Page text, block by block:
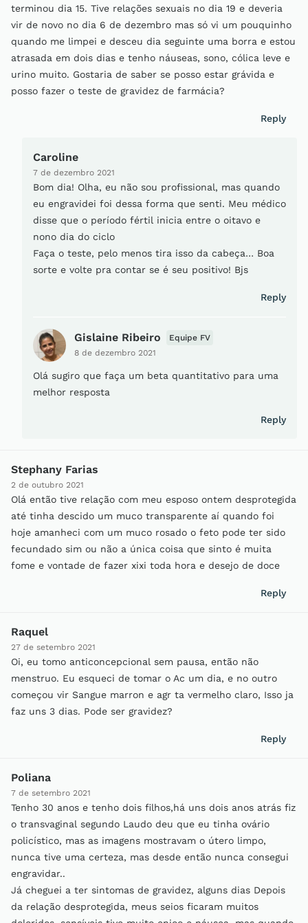
terminou dia 15. Tive relações sexuais no dia 19 e deveria
vir de novo no dia 6 de dezembro mas só vi um pouquinho
quando me limpei e desceu dia seguinte uma borra e estou
atrasada em dois dias e tenho náuseas, sono, cólica leve e
urino muito. Gostaria de saber se posso estar grávida e
posso fazer o teste de gravidez de farmácia?
Reply
Caroline
7 de dezembro 2021
Bom dia! Olha, eu não sou profissional, mas quando
eu engravidei foi dessa forma que senti. Meu médico
disse que o período fértil inicia entre o oitavo e
nono dia do ciclo
Faça o teste, pelo menos tira isso da cabeça… Boa
sorte e volte pra contar se é seu positivo! Bjs
Reply
Gislaine Ribeiro
8 de dezembro 2021
Equipe FV
Olá sugiro que faça um beta quantitativo para uma
melhor resposta
Reply
Stephany Farias
2 de outubro 2021
Olá então tive relação com meu esposo ontem desprotegida
até tinha descido um muco transparente aí quando foi
hoje amanheci com um muco rosado o feto pode ter sido
fecundado sim ou não a única coisa que sinto é muita
fome e vontade de fazer xixi toda hora e desejo de doce
Reply
Raquel
27 de setembro 2021
Oi, eu tomo anticoncepcional sem pausa, então não
menstruo. Eu esqueci de tomar o Ac um dia, e no outro
começou vir Sangue marron e agr ta vermelho claro, Isso ja
faz uns 3 dias. Pode ser gravidez?
Reply
Poliana
7 de setembro 2021
Tenho 30 anos e tenho dois filhos,há uns dois anos atrás fiz
o transvaginal segundo Laudo deu que eu tinha ovário
policístico, mas as imagens mostravam o útero limpo,
nunca tive uma certeza, mas desde então nunca consegui
engravidar..
Já cheguei a ter sintomas de gravidez, alguns dias Depois
da relação desprotegida, meus seios ficaram muitos